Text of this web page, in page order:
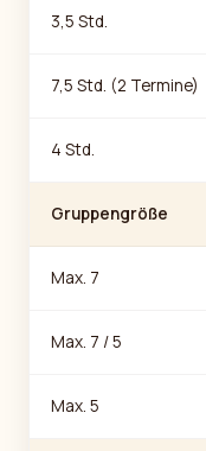
3,5 Std.
7,5 Std. (2 Termine)
4 Std.
Gruppengröße
Max. 7
Max. 7 / 5
Max. 5